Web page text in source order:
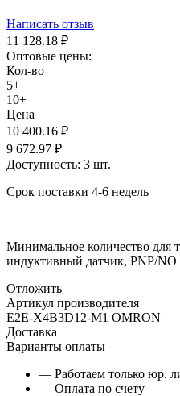
Написать отзыв
11 128.18 ₽
Оптовые цены:
Кол-во
5+
10+
Цена
10 400.16 ₽
9 672.97 ₽
Доступность: 3 шт.
Срок поставки 4-6 недель
Минимальное количество для
индуктивный датчик, PNP/
Отложить
Артикул производителя
E2E-X4B3D12-M1 OMRON
Доставка
Варианты оплаты
— Работаем только юр.
— Оплата по счету